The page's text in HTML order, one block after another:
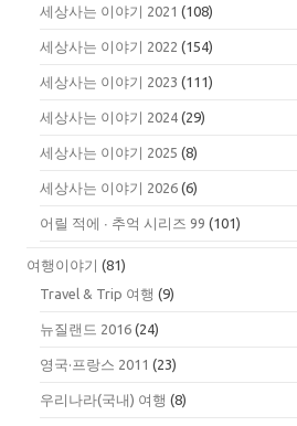
세상사는 이야기 2021 (108)
세상사는 이야기 2022 (154)
세상사는 이야기 2023 (111)
세상사는 이야기 2024 (29)
세상사는 이야기 2025 (8)
세상사는 이야기 2026 (6)
어릴 적에 ∙ 추억 시리즈 99 (101)
여행이야기 (81)
Travel & Trip 여행 (9)
뉴질랜드 2016 (24)
영국·프랑스 2011 (23)
우리나라(국내) 여행 (8)